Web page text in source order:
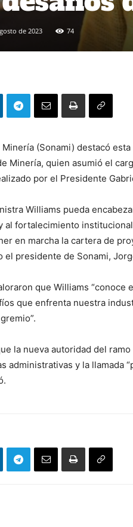
de 2023 74
Minería (Sonami) destacó
Minería, quien asumió el
por el Presidente
Williams pueda
al fortalecimiento
en marcha la cartera de
el presidente de Sonami,
que Williams “conoce
que enfrenta nuestra
la nueva autoridad del
administrativas y la llamada